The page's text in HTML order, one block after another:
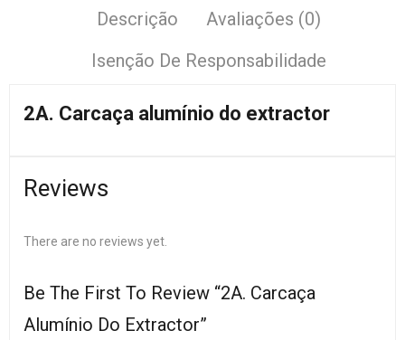
Descrição
Avaliações (0)
Isenção De Responsabilidade
2A. Carcaça alumínio do extractor
Reviews
There are no reviews yet.
Be The First To Review “2A. Carcaça
Alumínio Do Extractor”